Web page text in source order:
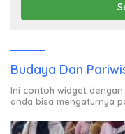
Budaya Dan
Ini contoh widget
anda bisa mengaturnya